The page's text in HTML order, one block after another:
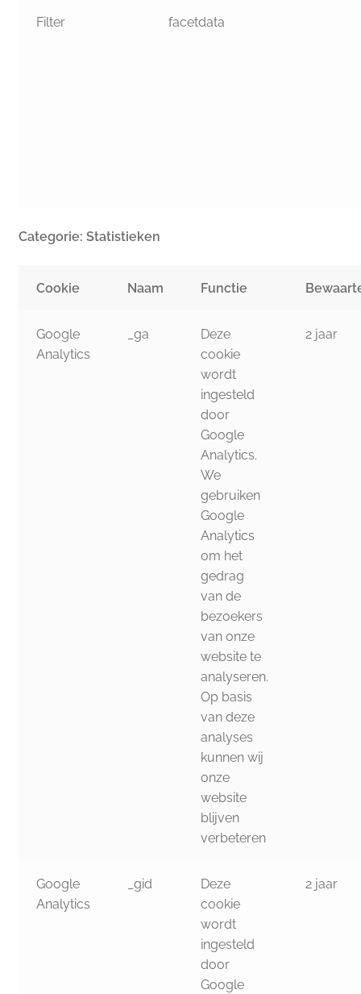
Filter facetdata
Categorie: Statistieken
Cookie Naam Functie
Google
Analytics
_ga
Deze
cookie
wordt
ingesteld
door
Google
Analytics.
We
gebruiken
Google
Analytics
om het
gedrag
van de
bezoekers
van onze
website te
analyseren.
Op basis
van deze
analyses
kunnen wij
onze
website
blijven
verbeteren
2 jaar
Google
Analytics
_gid
Deze
cookie
wordt
ingesteld
door
Google
2 jaar